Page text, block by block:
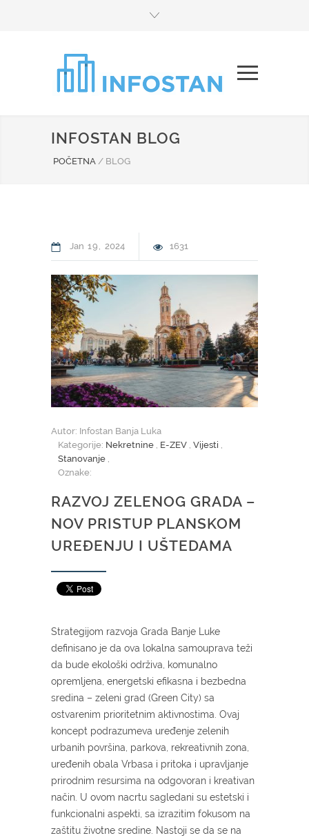
INFOSTAN BLOG
POČETNA / BLOG
Jan 19 2024 1631
Autor: Infostan Banja Luka
Kategorije: Nekretnine E-ZEV Vijesti
Stanovanje
Oznake:
RAZVOJ ZELENOG GRADA –
NOV PRISTUP PLANSKOM
UREĐENJU I UŠTEDAMA
Strategijom razvoja Grada Banje Luke
definisano je da ova lokalna samouprava teži
da bude ekološki održiva, komunalno
opremljena, energetski efikasna i bezbedna
sredina – zeleni grad (Green City) sa
ostvarenim prioritetnim aktivnostima. Ovaj
koncept podrazumeva uređenje zelenih
urbanih površina, parkova, rekreativnih zona,
uređenih obala Vrbasa i pritoka i upravljanje
prirodnim resursima na odgovoran i kreativan
način. U ovom nacrtu sagledani su estetski i
funkcionalni aspekti, sa izrazitim fokusom na
zaštitu životne sredine. Nastoji se da se na